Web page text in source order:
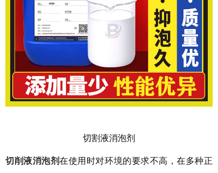
切割液消泡剂
切削液消泡剂在使用时对环境的要求不高，在多种正